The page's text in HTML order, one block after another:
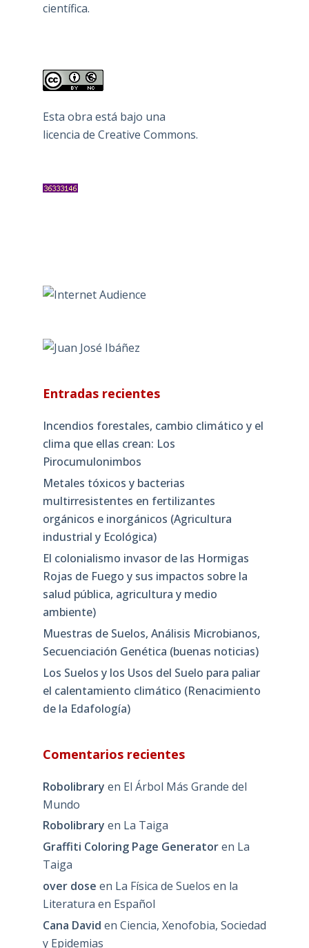
científica.
Esta obra está bajo una
licencia de Creative Commons.
Entradas recientes
Incendios forestales, cambio climático y el
clima que ellas crean: Los
Pirocumulonimbos
Metales tóxicos y bacterias
multirresistentes en fertilizantes
orgánicos e inorgánicos (Agricultura
industrial y Ecológica)
El colonialismo invasor de las Hormigas
Rojas de Fuego y sus impactos sobre la
salud pública, agricultura y medio
ambiente)
Muestras de Suelos, Análisis Microbianos,
Secuenciación Genética (buenas noticias)
Los Suelos y los Usos del Suelo para paliar
el calentamiento climático (Renacimiento
de la Edafología)
Comentarios recientes
Robolibrary en El Árbol Más Grande del
Mundo
Robolibrary en La Taiga
Graffiti Coloring Page Generatoren La
Taiga
over dose en La Física de Suelos en la
Literatura en Español
Cana David en Ciencia, Xenofobia, Sociedad
y Epidemias